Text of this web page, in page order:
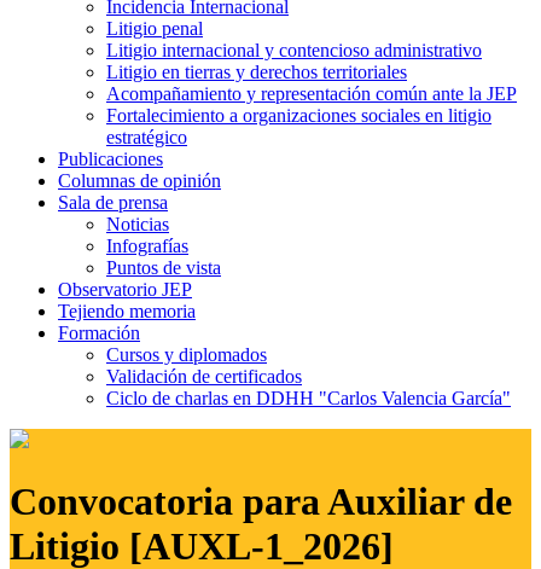
Incidencia Internacional
Litigio penal
Litigio internacional y contencioso administrativo
Litigio en tierras y derechos territoriales
Acompañamiento y representación común ante la JEP
Fortalecimiento a organizaciones sociales en litigio
estratégico
Publicaciones
Columnas de opinión
Sala de prensa
Noticias
Infografías
Puntos de vista
Observatorio JEP
Tejiendo memoria
Formación
Cursos y diplomados
Validación de certificados
Ciclo de charlas en DDHH "Carlos Valencia García"
Convocatoria para Auxiliar de
Litigio [AUXL-1_2026]